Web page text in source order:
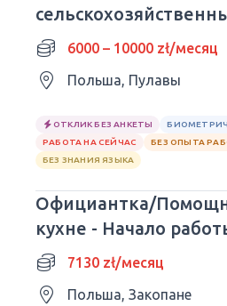
культур.6000 – 10000 zł/месяц
Польша, Пулавы
ОТКЛИК БЕЗ АНКЕТЫ
РАБОТА НА СЕЙЧАС
БЕЗ ОПЫТА
БЕЗ ЗНАНИЯ ЯЗЫКА
Официантка/
кухне - Начало
немедленно.
7130 zł/месяц
Польша, Закопане